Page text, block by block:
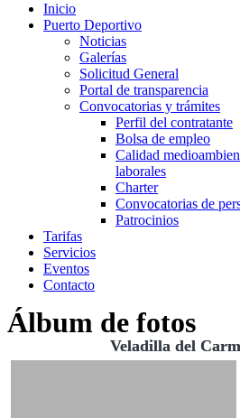
Inicio
Puerto Deportivo
Noticias
Galerías
Solicitud General
Portal de transparencia
Convocatorias y trámites
Perfil del contratante
Bolsa de empleo
Calidad
laborales
Charter
Convocatorias de
Patrocinios
Tarifas
Servicios
Eventos
Contacto
Álbum de fotos
Veladilla del